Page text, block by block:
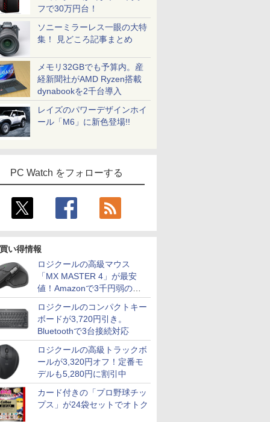
フで30万円台！
ソニーミラーレス一眼の大特
集！ 見どころ記事まとめ
メモリ32GBでも予算内。産
経新聞社がAMD Ryzen搭載
dynabookを2千台導入
レイズのパワーデザインホイ
ール「M6」に新色登場!!
PC Watch をフォローする
い得情報
ロジクールの高級マウス
「MX MASTER 4」が最安
値！Amazonで3千円弱の割
引
ロジクールのコンパクトキー
ボードが3,720円引き。
Bluetoothで3台接続対応
ロジクールの高級トラックボ
ールが3,320円オフ！定番モ
デルも5,280円に割引中
カード付きの「プロ野球チッ
プス」が24袋セットでオトク